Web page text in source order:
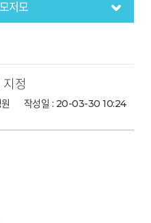
내
여 안내
식
항
저모
내
정
작성일 : 20-03-30 10:24